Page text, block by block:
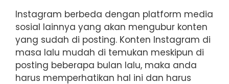
Instagram berbeda dengan platform media
sosial lainnya yang akan mengubur konten
yang sudah di posting. Konten Instagram di
masa lalu mudah di temukan meskipun di
posting beberapa bulan lalu, maka anda
harus memperhatikan hal ini dan harus